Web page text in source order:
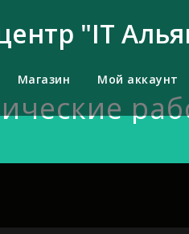
"IT
Магазин Мой аккаунт